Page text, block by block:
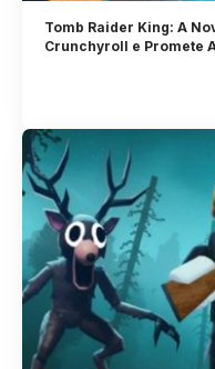
Tomb Raider King: A
Crunchyroll e Promete